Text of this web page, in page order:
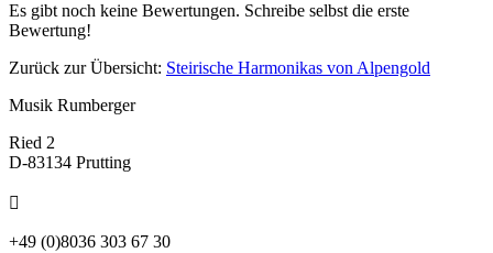
Es gibt noch keine Bewertungen. Schreibe selbst die erste
Bewertung!
Zurück zur Übersicht: Steirische Harmonikas von Alpengold
Musik Rumberger
Ried 2
D-83134 Prutting

+49 (0)8036 303 67 30